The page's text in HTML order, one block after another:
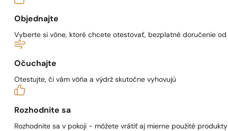
Objednajte
Vyberte si vône, ktoré chcete otestovať, bezplatné doručenie
Očuchajte
Otestujte, či vám vôňa a výdrž skutočne vyhovujú
Rozhodnite sa
Rozhodnite sa v pokoji - môžete vrátiť aj mierne použité